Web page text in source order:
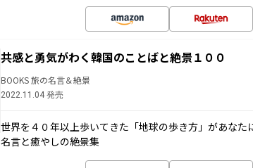
共感と勇気がわく韓国のことばと絶景１００
BOOKS 旅の名言＆絶景
2022.11.04 発売
世界を４０年以上歩いてきた「地球の歩き方」があな
名言と癒やしの絶景集